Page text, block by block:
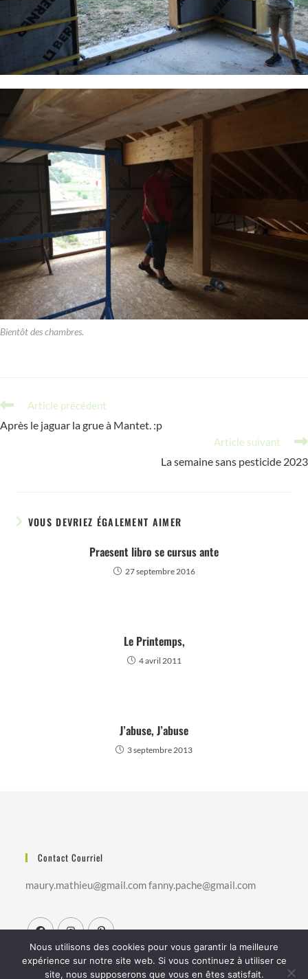
Bientôt des chambres.
Read
articles
Article précédent
Après le jaguar la grue à Mantet. :p
Article suivant
La semaine sans pesticide 2023
VOUS DEVRIEZ ÉGALEMENT AIMER
Praesent libro se cursus ante
27 septembre 2016
Le Printemps,
4 avril 2011
J’abuse, J’abuse
3 septembre 2013
Contact Courriel
maury.mathieu@gmail.com fanny.pache@gmail.com
Nous utilisons des cookies pour vous garantir la meilleure
expérience sur notre site web. Si vous continuez à utiliser ce
site, nous supposerons que vous en êtes satisfait.